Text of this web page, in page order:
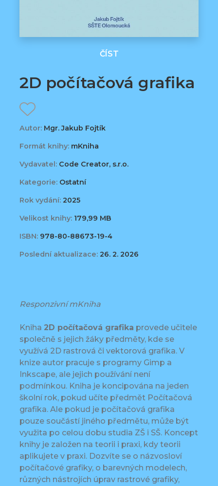
ČÍST
2D počítačová grafika
Autor: Mgr. Jakub Fojtík
Formát knihy: mKniha
Vydavatel: Code Creator, s.r.o.
Kategorie: Ostatní
Rok vydání: 2025
Velikost knihy: 179,99 MB
ISBN: 978-80-88673-19-4
Poslední aktualizace: 26. 2. 2026
Responzivní mKniha
Kniha 2D počítačová grafika provede učitele
společně s jejich žáky předměty, kde se
využívá 2D rastrová či vektorová grafika. V
knize autor pracuje s programy Gimp a
Inkscape, ale jejich používání není
podmínkou. Kniha je koncipována na jeden
školní rok, pokud učíte předmět Počítačová
grafika. Ale pokud je počítačová grafika
pouze součástí jiného předmětu, může být
využita po celou dobu studia ZŠ i SŠ. Koncept
knihy je založen na teorii i praxi, kdy teorii
aplikujete v praxi. Dozvíte se o názvosloví
počítačové grafiky, o barevných modelech,
různých nástrojích úprav rastrové grafiky,